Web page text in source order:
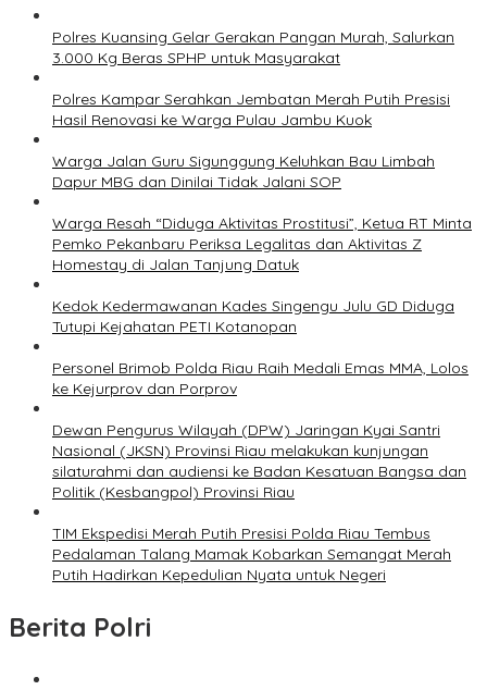
Polres Kuansing Gelar Gerakan Pangan Murah, Salurkan
3.000 Kg Beras SPHP untuk Masyarakat
Polres Kampar Serahkan Jembatan Merah Putih Presisi
Hasil Renovasi ke Warga Pulau Jambu Kuok
Warga Jalan Guru Sigunggung Keluhkan Bau Limbah
Dapur MBG dan Dinilai Tidak Jalani SOP
Warga Resah “Diduga Aktivitas Prostitusi”, Ketua RT Minta
Pemko Pekanbaru Periksa Legalitas dan Aktivitas Z
Homestay di Jalan Tanjung Datuk
Kedok Kedermawanan Kades Singengu Julu GD Diduga
Tutupi Kejahatan PETI Kotanopan
Personel Brimob Polda Riau Raih Medali Emas MMA, Lolos
ke Kejurprov dan Porprov
Dewan Pengurus Wilayah (DPW) Jaringan Kyai Santri
Nasional (JKSN) Provinsi Riau melakukan kunjungan
silaturahmi dan audiensi ke Badan Kesatuan Bangsa dan
Politik (Kesbangpol) Provinsi Riau
TIM Ekspedisi Merah Putih Presisi Polda Riau Tembus
Pedalaman Talang Mamak Kobarkan Semangat Merah
Putih Hadirkan Kepedulian Nyata untuk Negeri
Berita Polri